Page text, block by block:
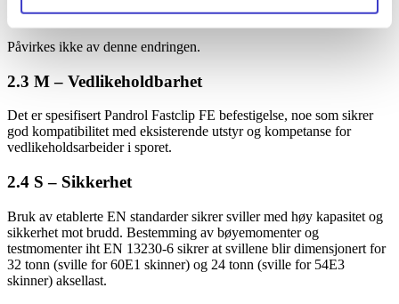
2.2 A – Tilgjengelighet
Påvirkes ikke av denne endringen.
2.3 M – Vedlikeholdbarhet
Det er spesifisert Pandrol Fastclip FE befestigelse, noe som sikrer
god kompatibilitet med eksisterende utstyr og kompetanse for
vedlikeholdsarbeider i sporet.
2.4 S – Sikkerhet
Bruk av etablerte EN standarder sikrer sviller med høy kapasitet og
sikkerhet mot brudd. Bestemming av bøyemomenter og
testmomenter iht EN 13230-6 sikrer at svillene blir dimensjonert for
32 tonn (sville for 60E1 skinner) og 24 tonn (sville for 54E3
skinner) aksellast.